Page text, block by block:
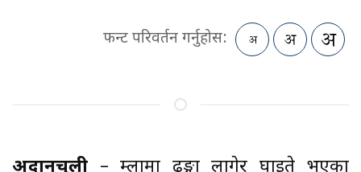
फन्ट परिवर्तन गर्नुहोस: